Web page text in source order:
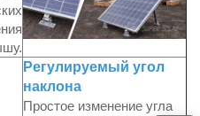
Регулируемый угол
наклона
Простое изменение угла